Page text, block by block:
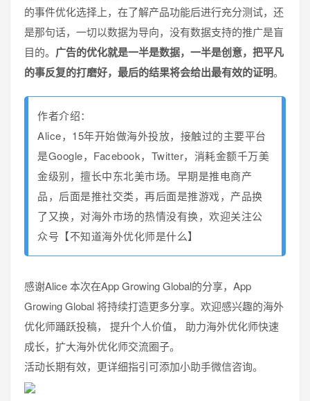
的事件优化选择上，在了解产品功能后进行充分测试，还
是那句话，一切以数据为导向，没有数据支持的推广是盲
目的。 广告的优化就是一半是数据，一半是创意，把平凡
的事反复的打磨好，最后的结果将会给出最有效的证明。
作者介绍：
Alice，15年开始做海外投放，接触过的主要平台
是Google，Facebook，Twitter，消耗金额千万美
金级别，擅长中东北美市场。早期是推电商产
品，后面是推社交类，再后面是推游戏，产品换
了又换，对海外市场的热情没有换，欢迎关注公
众号【不知道海外优化师是什么】
感谢Alice 本次在App Growing Global的分享，App
Growing Global 将持续打造更多分享。欢迎感兴趣的海外
优化师踊跃投稿， 提升个人价值， 助力海外优化师快速
成长，扩大海外优化师交流圈子。
活动长期有效，更详细指引可添加小助手微信咨询。